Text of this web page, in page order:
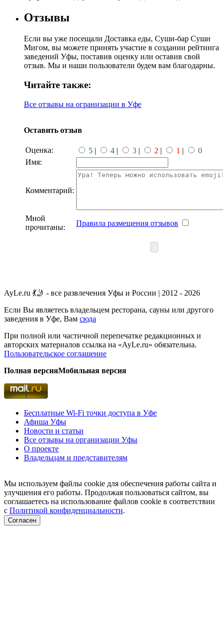
Отзывы
Если вы уже посещали Доставка еды, Суши-бар Суши
Мигом, вы можете принять участие в создании рейтинга
заведений Уфы, поставив оценку или оставив свой
отзыв. Мы и наши пользователи будем вам благодарны.
Читайте также:
Все отзывы на огранизации в Уфе
Оставить отзыв
Оценка: 5 | 4 | 3 | 2 | 1 |
0
Имя:
Комментарий:
Мной
прочитаны:
Правила размещения отзывов
AyLe.ru 💃🤳 - все развлечения Уфы и России | 2012 - 2026
Если Вы являетесь владельцем ресторана, сауны или другого
заведения в Уфе, Вам сюда
При полной или частичной перепечатке редакционных и
авторских материалов ссылка на «AyLe.ru» обязательна.
Пользовательское соглашение
Полная версияМобильная версия
Бесплатные Wi-Fi точки доступа в Уфе
Афиша Уфы
Новости и статьи
Все отзывы на организации Уфы
О проекте
Владельцам и представителям
Мы используем файлы cookie для обеспечения работы сайта и
улучшения его работы. Продолжая пользоваться сайтом, вы
соглашаетесь на использование файлов cookie в соответствии
с Политикой конфиденциальности.
Согласен